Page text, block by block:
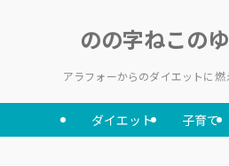
のの字ねこの
アラフォーからのダイエットに
ダイエット 子育て